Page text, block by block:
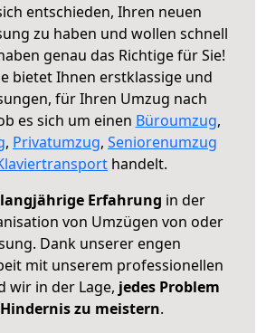
entschieden, Ihren neuen
zu haben und wollen schnell
genau das Richtige für Sie!
bietet Ihnen erstklassige und
für Ihren Umzug nach
es sich um einen Büroumzug,
, Privatumzug, Seniorenumzug
handelt.
Erfahrung in der
von Umzügen von oder
Dank unserer engen
mit unserem professionellen
wir in der Lage, jedes Problem
zu meistern.